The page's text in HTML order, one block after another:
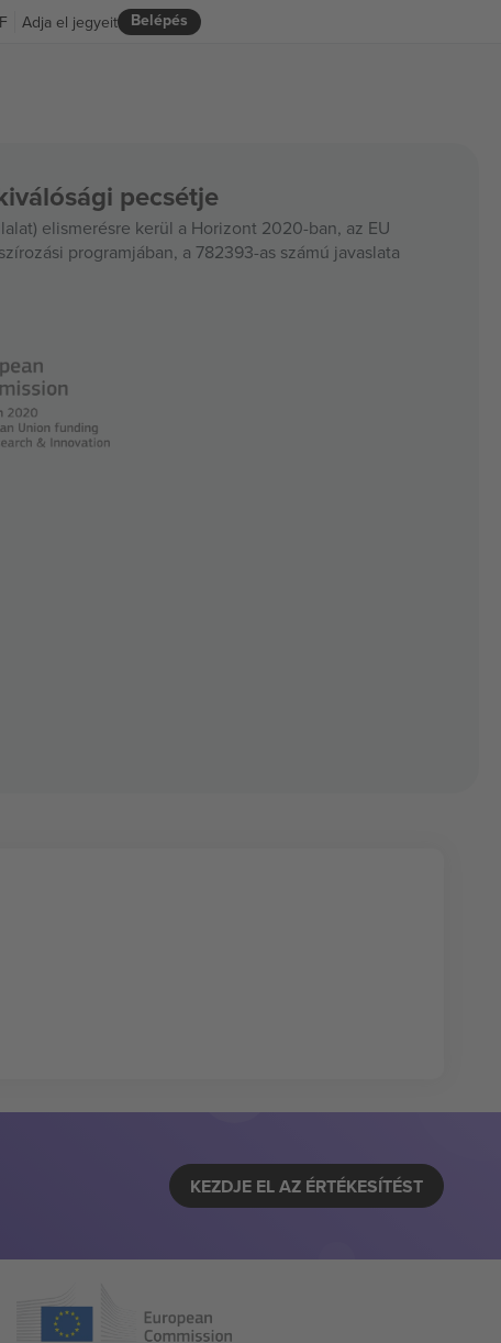
Belépés
Adja el jegyeit
pecsétje
elismerésre kerül a Horizont 2020-ban, az EU
programjában, a 782393-as számú javaslata
KEZDJE EL AZ ÉRTÉKESÍTÉST